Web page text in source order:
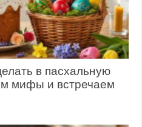
в пасхальную
мифы и встречаем